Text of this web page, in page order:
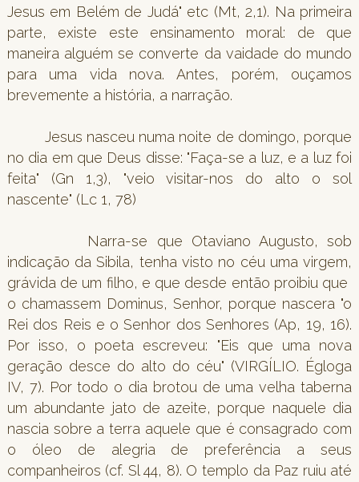
Jesus em Belém de Judá" etc (Mt, 2,1). Na primeira
parte, existe este ensinamento moral: de que
maneira alguém se converte da vaidade do mundo
para uma vida nova. Antes, porém, ouçamos
brevemente a história, a narração.
Jesus nasceu numa noite de domingo, porque
no dia em que Deus disse: "Faça-se a luz, e a luz foi
feita" (Gn 1,3), "veio visitar-nos do alto o sol
nascente" (Lc 1, 78)
Narra-se que Otaviano Augusto, sob
indicação da Sibila, tenha visto no céu uma virgem,
grávida de um filho, e que desde então proibiu que
o chamassem Dominus, Senhor, porque nascera "o
Rei dos Reis e o Senhor dos Senhores (Ap, 19, 16).
Por isso, o poeta escreveu: "Eis que uma nova
geração desce do alto do céu" (VIRGÍLIO. Égloga
IV, 7). Por todo o dia brotou de uma velha taberna
um abundante jato de azeite, porque naquele dia
nascia sobre a terra aquele que é consagrado com
o óleo de alegria de preferência a seus
companheiros (cf. Sl 44, 8). O templo da Paz ruiu até